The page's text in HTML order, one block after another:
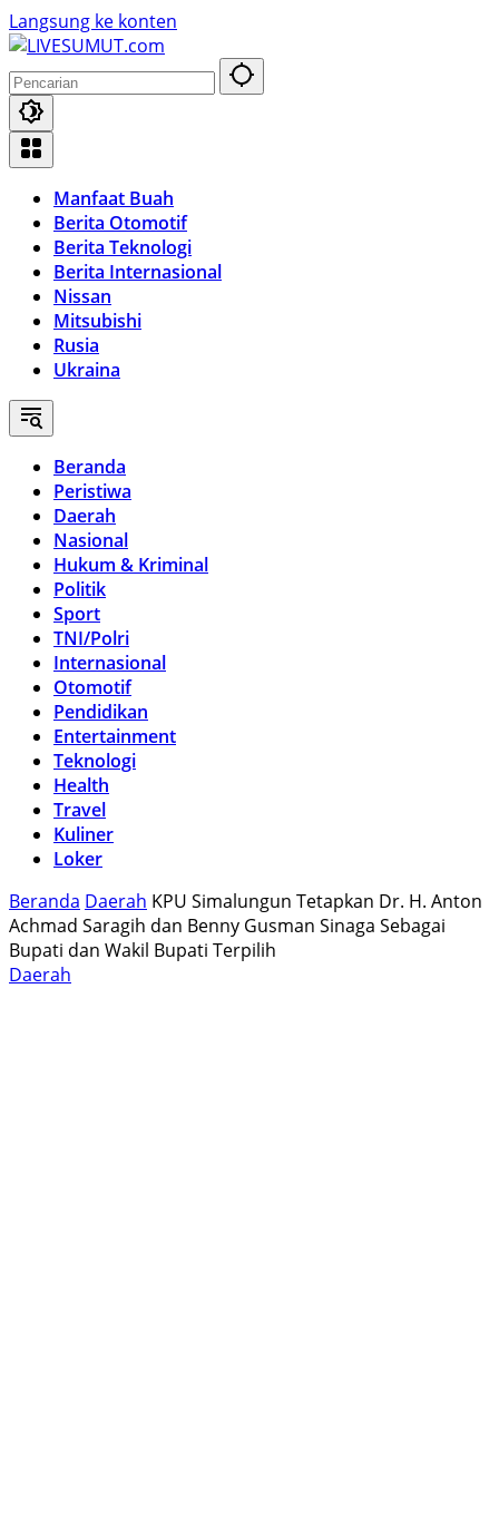
Langsung ke konten
Manfaat Buah
Berita Otomotif
Berita Teknologi
Berita Internasional
Nissan
Mitsubishi
Rusia
Ukraina
Beranda
Peristiwa
Daerah
Nasional
Hukum & Kriminal
Politik
Sport
TNI/Polri
Internasional
Otomotif
Pendidikan
Entertainment
Teknologi
Health
Travel
Kuliner
Loker
Beranda Daerah KPU Simalungun Tetapkan Dr. H. Anton
Achmad Saragih dan Benny Gusman Sinaga Sebagai
Bupati dan Wakil Bupati Terpilih
Daerah